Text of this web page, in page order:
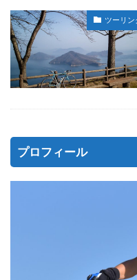
ツーリン
プロフィール